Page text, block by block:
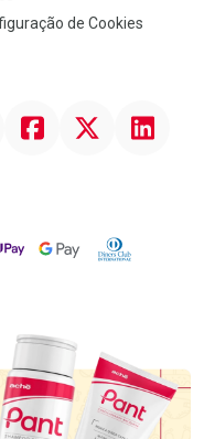
de Cookies
FacebookTwitter Linkedin
Google PayDiners Club